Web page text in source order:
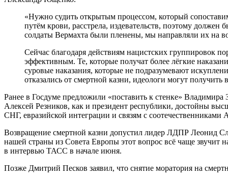
«Нужно судить открытым процессом, который
путём крови, расстрела, издевательств, поэтому
солдаты Вермахта были пленены, мы направляли их на
Сейчас благодаря действиям нацистских группировок
эффективным. Те, которые получат более лёгкие
суровые наказания, которые не подразумевают
отказались от смертной казни, идеологи могут
Ранее в Госдуме предложили «поставить к стенке»
Алексей Резников, как и президент республики, достойны
СНГ, евразийской интеграции и связям с соотечественниками
Возвращение смертной казни допустил лидер ЛДПР Леонид
нашей страны из Совета Европы этот вопрос всё чаще звучит
в интервью ТАСС в начале июня.
Позже Дмитрий Песков заявил, что снятие моратория на